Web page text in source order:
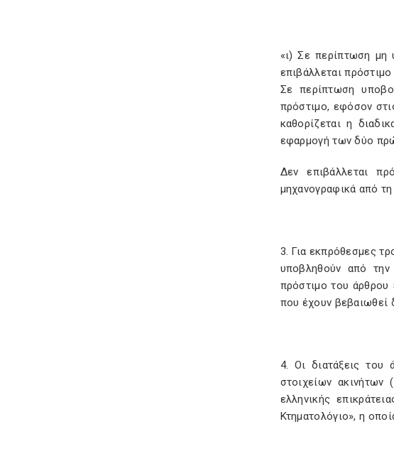
«ι) Σε περίπτωση μη
επιβάλλεται
Σε περίπτωση
πρόστιμο, εφόσον
καθορίζεται η
εφαρμογή των δύο
Δεν επιβάλλεται
μηχανογραφικά από
3. Για εκπρόθεσμες
υποβληθούν από την
πρόστιμο του
που έχουν βεβαιωθεί
4. Οι διατάξεις του
στοιχείων
ελληνικής
Κτηματολόγιο», η